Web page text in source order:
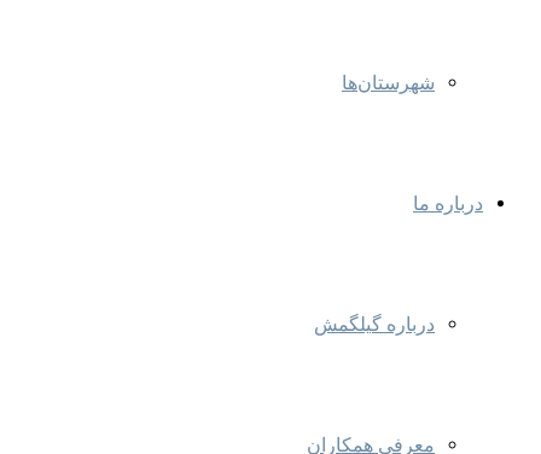
شهرستان‌ها
درباره ما
درباره گیلگمش
معرفی همکاران